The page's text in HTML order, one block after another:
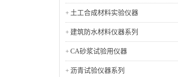
土工合成材料实验仪器
建筑防水材料仪器系列
CA砂浆试验用仪器
沥青试验仪器系列